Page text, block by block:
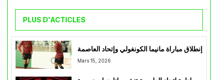
PLUS D'ACTICLES
إنطلاق مباراة مانيما الكونغولي وإتحاد العاصمة
Mars 15, 2026